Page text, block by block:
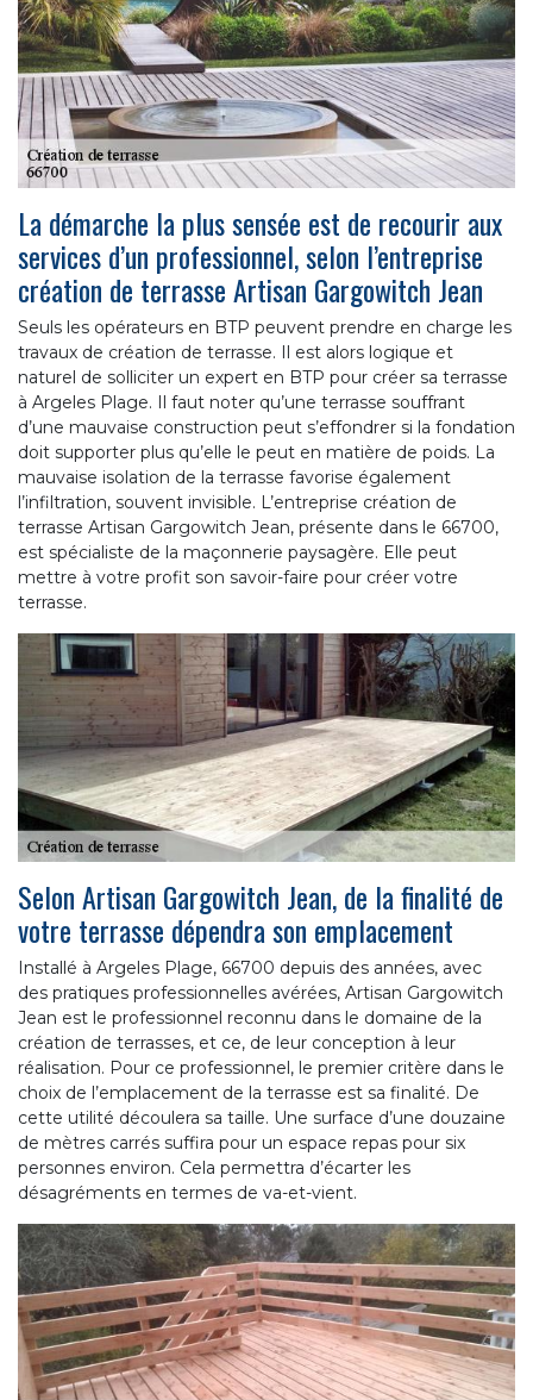
La démarche la plus sensée est de recourir aux
services d’un professionnel, selon l’entreprise
création de terrasse Artisan Gargowitch Jean
Seuls les opérateurs en BTP peuvent prendre en charge les
travaux de création de terrasse. Il est alors logique et
naturel de solliciter un expert en BTP pour créer sa terrasse
à Argeles Plage. Il faut noter qu’une terrasse souffrant
d’une mauvaise construction peut s’effondrer si la fondation
doit supporter plus qu’elle le peut en matière de poids. La
mauvaise isolation de la terrasse favorise également
l’infiltration, souvent invisible. L’entreprise création de
terrasse Artisan Gargowitch Jean, présente dans le 66700,
est spécialiste de la maçonnerie paysagère. Elle peut
mettre à votre profit son savoir-faire pour créer votre
terrasse.
Selon Artisan Gargowitch Jean, de la finalité de
votre terrasse dépendra son emplacement
Installé à Argeles Plage, 66700 depuis des années, avec
des pratiques professionnelles avérées, Artisan Gargowitch
Jean est le professionnel reconnu dans le domaine de la
création de terrasses, et ce, de leur conception à leur
réalisation. Pour ce professionnel, le premier critère dans le
choix de l’emplacement de la terrasse est sa finalité. De
cette utilité découlera sa taille. Une surface d’une douzaine
de mètres carrés suffira pour un espace repas pour six
personnes environ. Cela permettra d’écarter les
désagréments en termes de va-et-vient.